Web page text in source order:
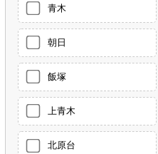
青木
朝日
飯塚
上青木
北原台